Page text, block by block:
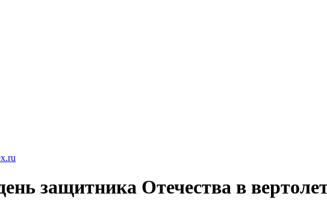
защитника Отечества в